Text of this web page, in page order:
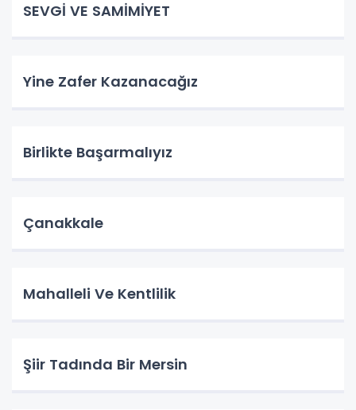
SEVGİ VE SAMİMİYET
Yine Zafer Kazanacağız
Birlikte Başarmalıyız
Çanakkale
Mahalleli Ve Kentlilik
Şiir Tadında Bir Mersin